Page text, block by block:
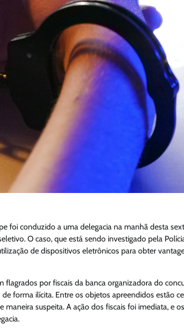
foi conduzido a uma delegacia na manhã desta
O caso, que está sendo investigado pela
de dispositivos eletrônicos para obter
flagrados por fiscais da banca organizadora do
forma ilícita. Entre os objetos apreendidos estão
suspeita. A ação dos fiscais foi imediata, e